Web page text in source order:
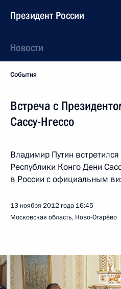
Президент России
Новости
События
Встреча с
Сассу-Нгессо
Владимир Путин
Республики Конго Дени
в России с официальным
13 ноября 2012 года 16:45
Московская область, Ново-Огарёво